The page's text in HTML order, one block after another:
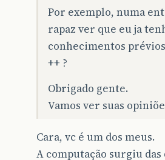
Por exemplo, numa
rapaz ver que eu ja
conhecimentos
++ ?
Obrigado gente.
Vamos ver suas
Cara, vc é um dos meus.
A computação surgiu das